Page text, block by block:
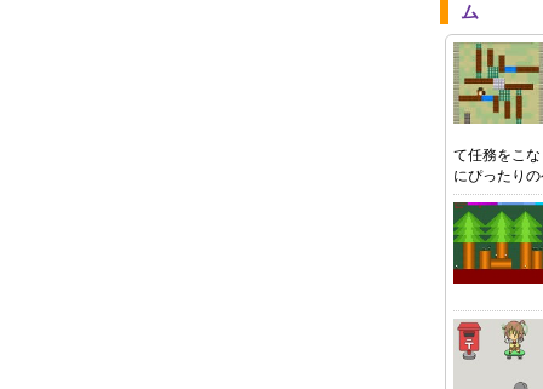
ム
て任務をこ
にぴったり